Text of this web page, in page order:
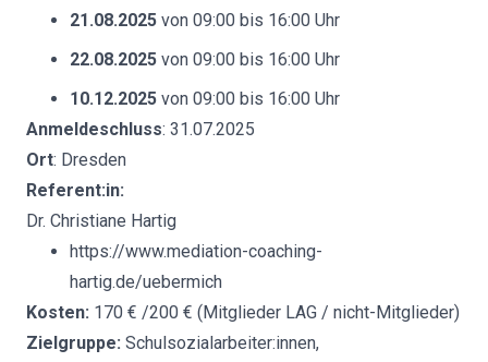
21.08.2025 von 09:00 bis 16:00 Uhr
22.08.2025 von 09:00 bis 16:00 Uhr
10.12.2025 von 09:00 bis 16:00 Uhr
Anmeldeschluss: 31.07.2025
Ort: Dresden
Referent:in:
Dr. Christiane Hartig
https://www.mediation-coaching-
hartig.de/uebermich
Kosten: 170 € /200 € (Mitglieder LAG / nicht-Mitglieder)
Zielgruppe: Schulsozialarbeiter:innen,